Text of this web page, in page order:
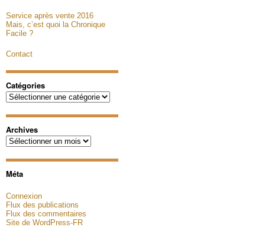
Service après vente 2016
Mais, c’est quoi la Chronique
Facile ?
Contact
Catégories
Catégories
Archives
Archives
Méta
Connexion
Flux des publications
Flux des commentaires
Site de WordPress-FR